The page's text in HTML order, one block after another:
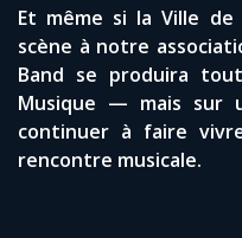
Et même si la Ville de
scène à notre
Band se produira
Musique — mais sur
continuer à faire
rencontre musicale.